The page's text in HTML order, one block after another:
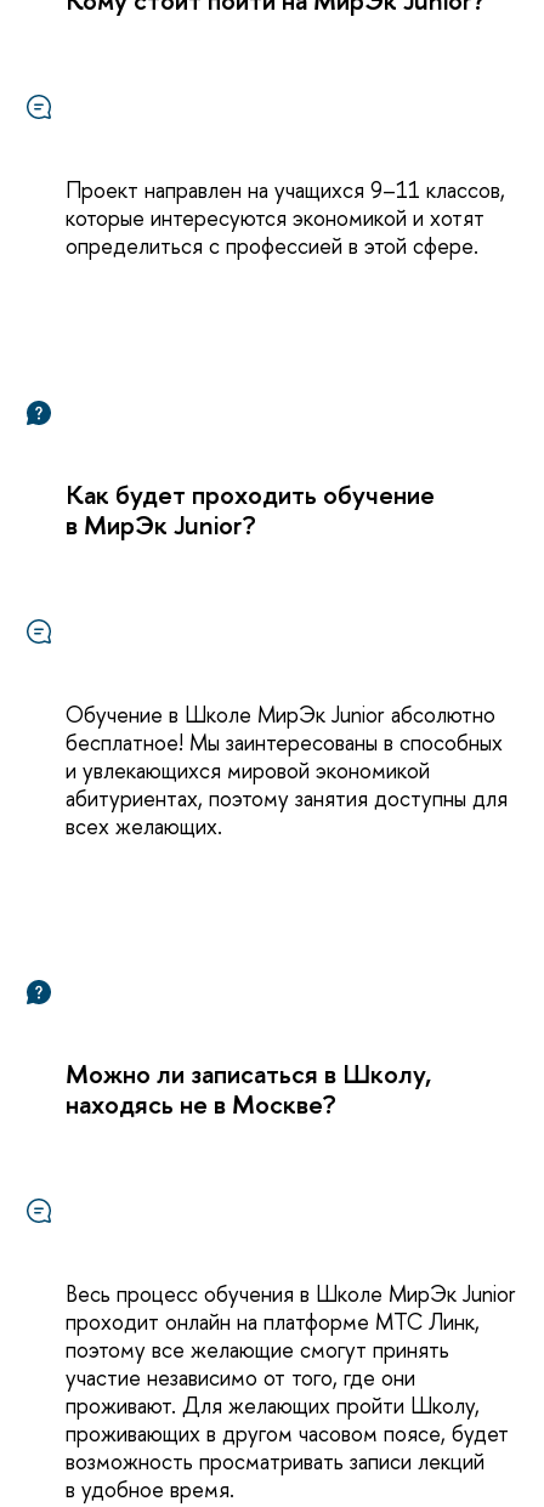
Проект направлен на учащихся 9–11 классов,
которые интересуются экономикой и хотят
определиться с профессией в этой сфере.
Как будет проходить обучение
МирЭк Junior?
Обучение в Школе МирЭк Junior абсолютно
есплатное! Мы заинтересованы в способных
и увлекающихся мировой экономикой
абитуриентах, поэтому занятия доступны для
сех желающих.
Можно ли записаться в Школу,
находясь не в Москве?
есь процесс обучения в Школе МирЭк Junior
проходит онлайн на платформе МТС Линк,
поэтому все желающие смогут принять
участие независимо от того, где они
проживают. Для желающих пройти Школу,
проживающих в другом часовом поясе, будет
озможность просматривать записи лекций
удобное время.